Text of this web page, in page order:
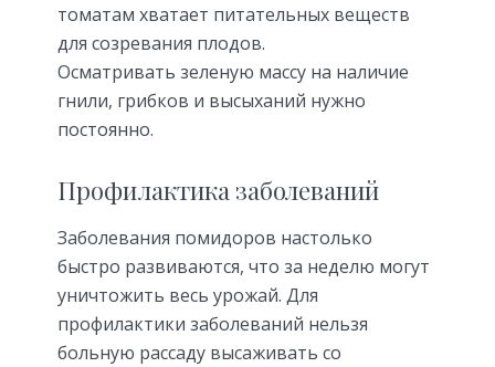
томатам хватает питательных веществ
для созревания плодов.
Осматривать зеленую массу на наличие
гнили, грибков и высыханий нужно
постоянно.
Профилактика заболеваний
Заболевания помидоров настолько
быстро развиваются, что за неделю могут
уничтожить весь урожай. Для
профилактики заболеваний нельзя
больную рассаду высаживать со